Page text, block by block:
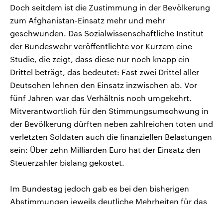
Doch seitdem ist die Zustimmung in der Bevölkerung
zum Afghanistan-Einsatz mehr und mehr
geschwunden. Das Sozialwissenschaftliche Institut
der Bundeswehr veröffentlichte vor Kurzem eine
Studie, die zeigt, dass diese nur noch knapp ein
Drittel beträgt, das bedeutet: Fast zwei Drittel aller
Deutschen lehnen den Einsatz inzwischen ab. Vor
fünf Jahren war das Verhältnis noch umgekehrt.
Mitverantwortlich für den Stimmungsumschwung in
der Bevölkerung dürften neben zahlreichen toten und
verletzten Soldaten auch die finanziellen Belastungen
sein: Über zehn Milliarden Euro hat der Einsatz den
Steuerzahler bislang gekostet.
Im Bundestag jedoch gab es bei den bisherigen
Abstimmungen jeweils deutliche Mehrheiten für das